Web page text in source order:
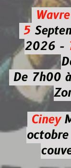
Wavre
5
2026 -
De 7h00
Ciney